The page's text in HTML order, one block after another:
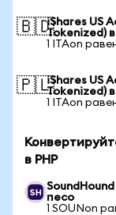
🇧🇩iShares US
Tokenized)
1 ITAon
🇵🇱iShares US
Tokenized)
1 ITAon
в PHP
песо
1 SOUNon